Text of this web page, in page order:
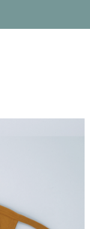
カジュアル
ご注文ガイド
社